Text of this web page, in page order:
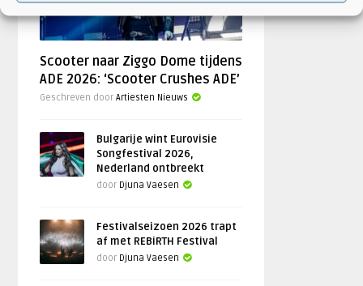
Scooter naar Ziggo Dome tijdens
ADE 2026: ‘Scooter Crushes ADE’
Geschreven doorArtiesten Nieuws
Bulgarije wint Eurovisie
Songfestival 2026,
Nederland ontbreekt
door Djuna Vaesen
Festivalseizoen 2026 trapt
af met REBiRTH Festival
door Djuna Vaesen